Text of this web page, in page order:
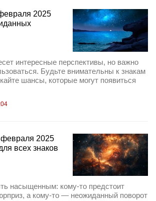
2025
интересные перспективы, но важно
Будьте внимательны к знакам
шансы, которые могут появиться
февраля 2025
всех знаков
насыщенным: кому-то предстоит
а кому-то — неожиданный поворот